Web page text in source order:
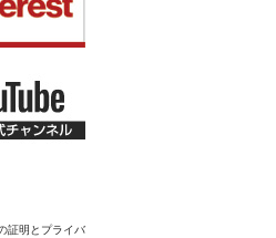
証明とプライバ